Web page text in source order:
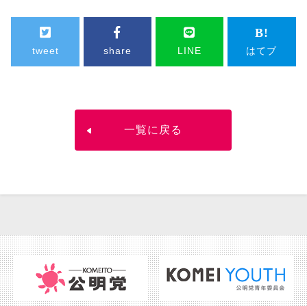
tweet share LINE はてブ
一覧に戻る